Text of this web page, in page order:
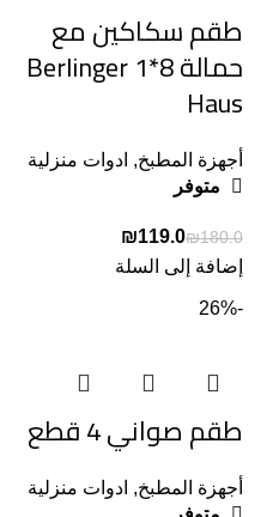
طقم سكاكين مع
حمالة 8*1 Berlinger
Haus
أجهزة المطبخ, ادوات منزلية
متوفر
₪180.0
₪119.0
إضافة إلى السلة
-26%
طقم صواني 4 قطع
أجهزة المطبخ, ادوات منزلية